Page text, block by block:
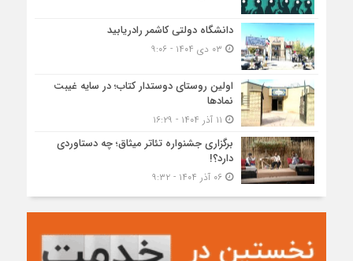
دانشگاه دولتی کاشمر‌ رادریابید
اولین روستای دوستدار کتاب؛ در سایه غیبت
نمادها
برگزاری جشنواره تئاتر میثاق؛ چه دستاوردی
دارد؟!
۰۶ آذر ۱۴۰۴ - ۹:۳۲